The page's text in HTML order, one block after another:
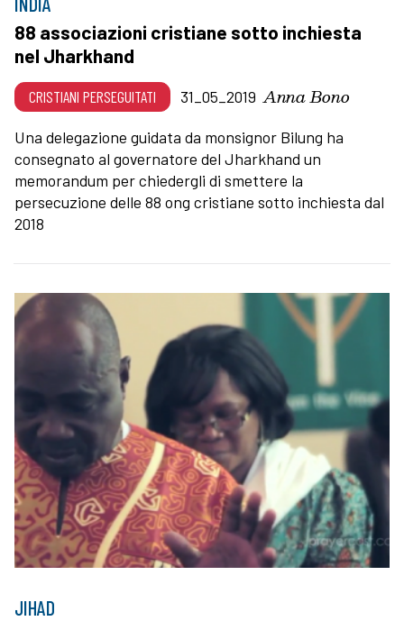
88 associazioni cristiane sotto inchiesta
nel Jharkhand
CRISTIANI PERSEGUITATI 31_05_2019 Anna Bono
Una delegazione guidata da monsignor Bilung ha
consegnato al governatore del Jharkhand un
memorandum per chiedergli di smettere la
persecuzione delle 88 ong cristiane sotto inchiesta dal
2018
JIHAD